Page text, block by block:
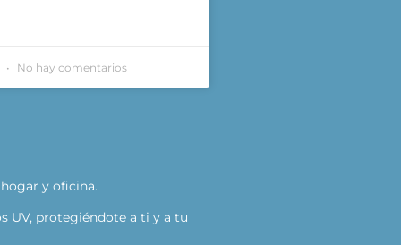
No hay comentarios
y oficina.
UV, protegiéndote a ti y a tu